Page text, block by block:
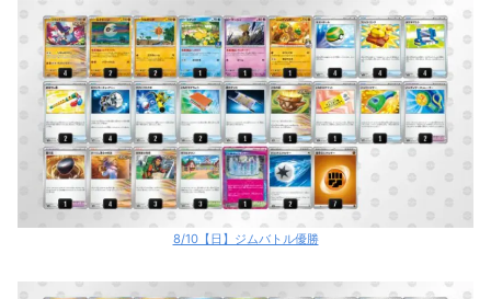
8/10【日】ジムバトル優勝